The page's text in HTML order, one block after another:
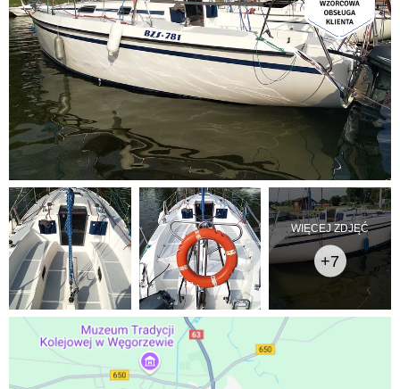
WIĘCEJ ZDJĘĆ
+7